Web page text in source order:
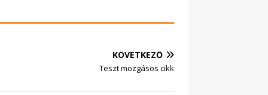
KÖVETKEZŐ
Teszt mozgásos cikk